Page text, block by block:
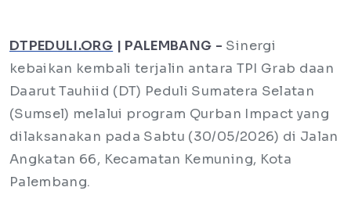
DTPEDULI.ORG | PALEMBANG - Sinergi
kebaikan kembali terjalin antara TPI Grab daan
Daarut Tauhiid (DT) Peduli Sumatera Selatan
(Sumsel) melalui program Qurban Impact yang
dilaksanakan pada Sabtu (30/05/2026) di Jalan
Angkatan 66, Kecamatan Kemuning, Kota
Palembang.